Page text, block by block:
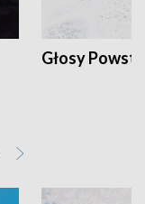
Głosy